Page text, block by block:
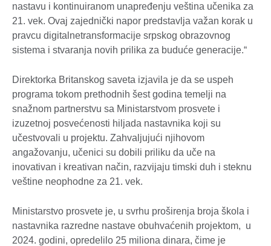
nastavu i kontinuiranom unapređenju veština učenika za
21. vek. Ovaj zajednički napor predstavlja važan korak u
pravcu digitalnetransformacije srpskog obrazovnog
sistema i stvaranja novih prilika za buduće generacije.“
Direktorka Britanskog saveta izjavila je da se uspeh
programa tokom prethodnih šest godina temelji na
snažnom partnerstvu sa Ministarstvom prosvete i
izuzetnoj posvećenosti hiljada nastavnika koji su
učestvovali u projektu. Zahvaljujući njihovom
angažovanju, učenici su dobili priliku da uče na
inovativan i kreativan način, razvijaju timski duh i steknu
veštine neophodne za 21. vek.
Ministarstvo prosvete je, u svrhu proširenja broja škola i
nastavnika razredne nastave obuhvaćenih projektom, u
2024. godini, opredelilo 25 miliona dinara, čime je